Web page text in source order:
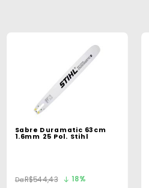
Sabre Duramatic 63cm
1.6mm 25 Pol. Stihl
R$544,43 18%